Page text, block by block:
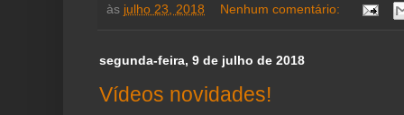
às julho 23, 2018 Nenhum comentário:
segunda-feira, 9 de julho de 2018
Vídeos novidades!